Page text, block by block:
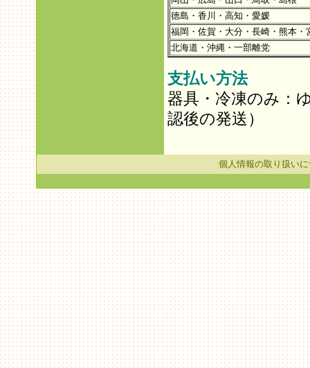
徳島・香川・高知・愛媛
福岡・佐賀・大分・長崎・熊本・
北海道・沖縄・一部離党
支払い方法
器具・冷凍のみ：
認後の発送）
個人情報の取り扱い